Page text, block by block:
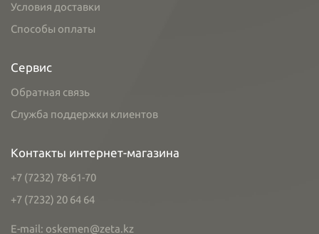
Условия доставки
Способы оплаты
Сервис
Обратная связь
Служба поддержки клиентов
Контакты интернет-магазина
+7 (7232) 78-61-70
+7 (7232) 20 64 64
E-mail: oskemen@zeta.kz